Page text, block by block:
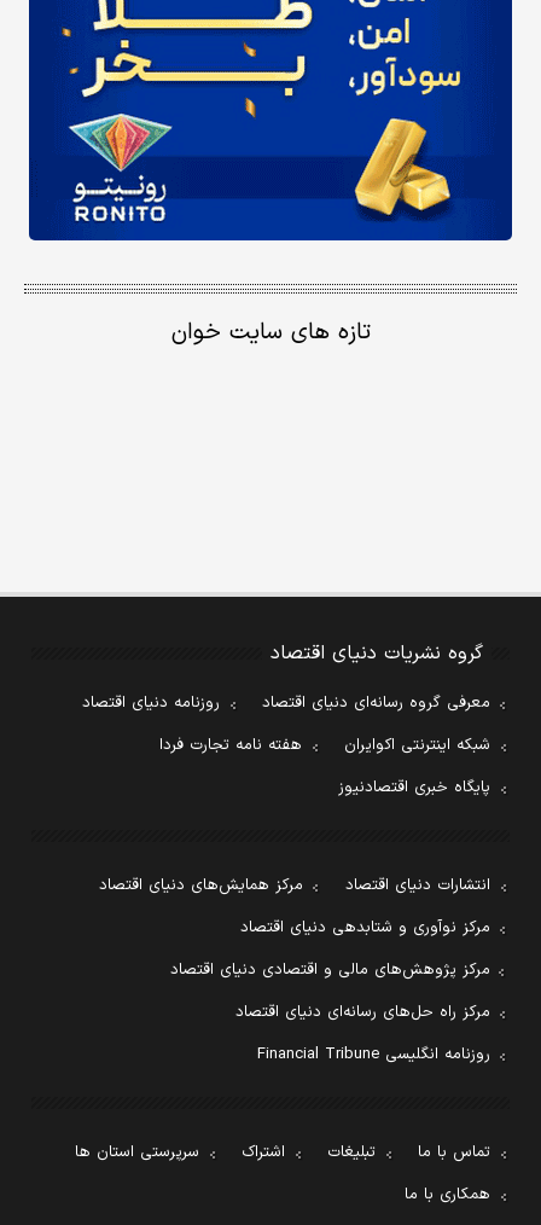
تازه های سایت خوان
گروه نشریات دنیای اقتصاد
معرفی گروه رسانه‌ای دنیای اقتصاد
روزنامه دنیای اقتصاد
شبکه اینترنتی اکوایران
هفته نامه تجارت فردا
پایگاه خبری اقتصادنیوز
انتشارات دنیای اقتصاد
مرکز همایش‌های دنیای اقتصاد
مرکز نوآوری و شتابدهی دنیای اقتصاد
مرکز پژوهش‌های مالی و اقتصادی دنیای اقتصاد
مرکز راه حل‌های رسانه‌ای دنیای اقتصاد
روزنامه انگلیسی Financial Tribune
تماس با ما تبلیغات اشتراک
سرپرستی استان ها
همکاری با ما